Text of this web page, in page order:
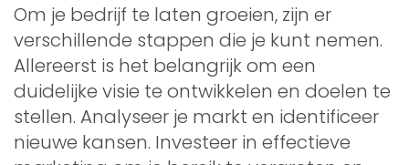
Om je bedrijf te laten groeien, zijn er
verschillende stappen die je kunt nemen.
Allereerst is het belangrijk om een
duidelijke visie te ontwikkelen en doelen te
stellen. Analyseer je markt en identificeer
nieuwe kansen. Investeer in effectieve